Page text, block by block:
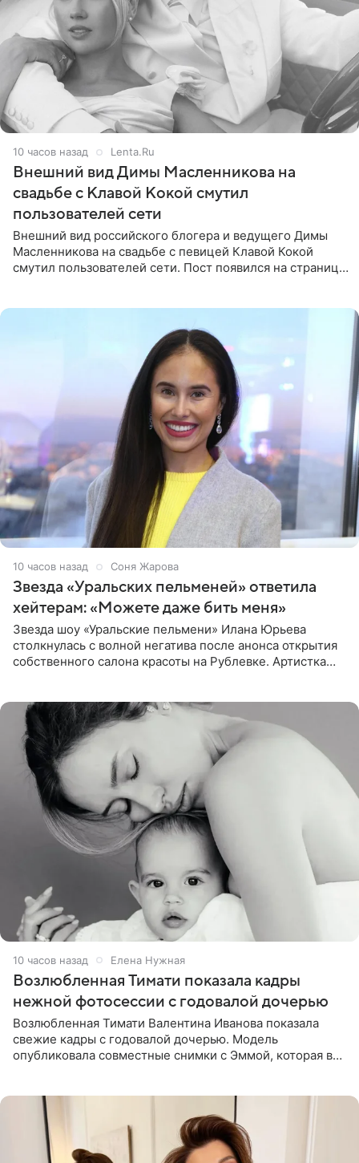
10 часов назад Lenta.Ru
Внешний вид Димы Масленникова на
свадьбе с Клавой Кокой смутил
пользователей сети
Внешний вид российского блогера и ведущего Димы
Масленникова на свадьбе с певицей Клавой Кокой
смутил пользователей сети. Пост появился на странице
10 часов назад Соня Жарова
Звезда «Уральских пельменей» ответила
хейтерам: «Можете даже бить меня»
Звезда шоу «Уральские пельмени» Илана Юрьева
столкнулась с волной негатива после анонса открытия
собственного салона красоты на Рублевке. Артистка
10 часов назад Елена Нужная
Возлюбленная Тимати показала кадры
нежной фотосессии с годовалой дочерью
Возлюбленная Тимати Валентина Иванова показала
свежие кадры с годовалой дочерью. Модель
опубликовала совместные снимки с Эммой, которая в